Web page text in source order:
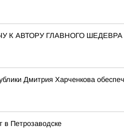
К АВТОРУ ГЛАВНОГО
Дмитрия Харченкова
в Петрозаводске